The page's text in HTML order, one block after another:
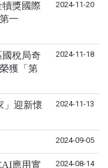
犢獎國際
一
2024-11-20
稅局奇
獲「第
2024-11-18
」迎新懷
2024-11-13
2024-09-05
AI應用實 2024-08-14